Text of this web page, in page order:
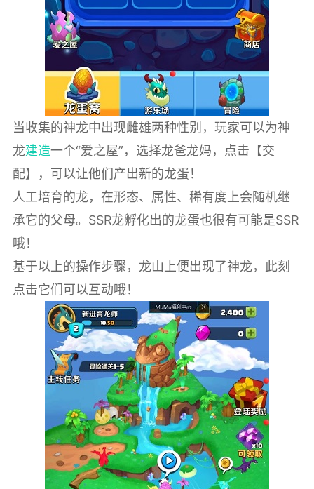
当收集的神龙中出现雌雄两种性别，玩家可以为神
龙建造一个“爱之屋”，选择龙爸龙妈，点击【交
配】，可以让他们产出新的龙蛋！
人工培育的龙，在形态、属性、稀有度上会随机继
承它的父母。SSR龙孵化出的龙蛋也很有可能是SSR
哦！
基于以上的操作步骤，龙山上便出现了神龙，此刻
点击它们可以互动哦！